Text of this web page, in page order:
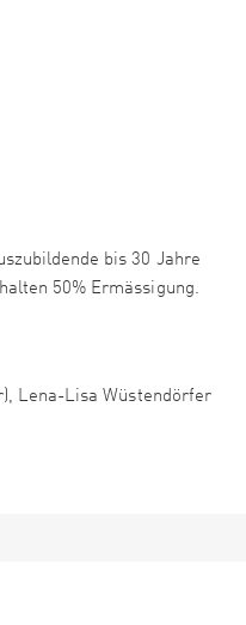
bis 30 Jahre
50% Ermässigung.
Lena-Lisa Wüstendörfer